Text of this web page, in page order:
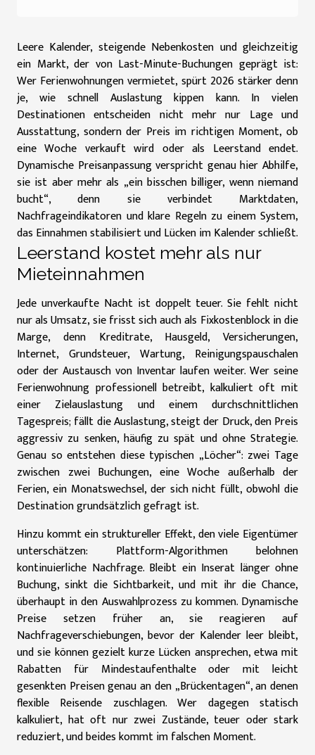
Leere Kalender, steigende Nebenkosten und gleichzeitig
ein Markt, der von Last-Minute-Buchungen geprägt ist:
Wer Ferienwohnungen vermietet, spürt 2026 stärker denn
je, wie schnell Auslastung kippen kann. In vielen
Destinationen entscheiden nicht mehr nur Lage und
Ausstattung, sondern der Preis im richtigen Moment, ob
eine Woche verkauft wird oder als Leerstand endet.
Dynamische Preisanpassung verspricht genau hier Abhilfe,
sie ist aber mehr als „ein bisschen billiger, wenn niemand
bucht“, denn sie verbindet Marktdaten,
Nachfrageindikatoren und klare Regeln zu einem System,
das Einnahmen stabilisiert und Lücken im Kalender schließt.
Leerstand kostet mehr als nur
Mieteinnahmen
Jede unverkaufte Nacht ist doppelt teuer. Sie fehlt nicht
nur als Umsatz, sie frisst sich auch als Fixkostenblock in die
Marge, denn Kreditrate, Hausgeld, Versicherungen,
Internet, Grundsteuer, Wartung, Reinigungspauschalen
oder der Austausch von Inventar laufen weiter. Wer seine
Ferienwohnung professionell betreibt, kalkuliert oft mit
einer Zielauslastung und einem durchschnittlichen
Tagespreis; fällt die Auslastung, steigt der Druck, den Preis
aggressiv zu senken, häufig zu spät und ohne Strategie.
Genau so entstehen diese typischen „Löcher“: zwei Tage
zwischen zwei Buchungen, eine Woche außerhalb der
Ferien, ein Monatswechsel, der sich nicht füllt, obwohl die
Destination grundsätzlich gefragt ist.
Hinzu kommt ein struktureller Effekt, den viele Eigentümer
unterschätzen: Plattform-Algorithmen belohnen
kontinuierliche Nachfrage. Bleibt ein Inserat länger ohne
Buchung, sinkt die Sichtbarkeit, und mit ihr die Chance,
überhaupt in den Auswahlprozess zu kommen. Dynamische
Preise setzen früher an, sie reagieren auf
Nachfrageverschiebungen, bevor der Kalender leer bleibt,
und sie können gezielt kurze Lücken ansprechen, etwa mit
Rabatten für Mindestaufenthalte oder mit leicht
gesenkten Preisen genau an den „Brückentagen“, an denen
flexible Reisende zuschlagen. Wer dagegen statisch
kalkuliert, hat oft nur zwei Zustände, teuer oder stark
reduziert, und beides kommt im falschen Moment.